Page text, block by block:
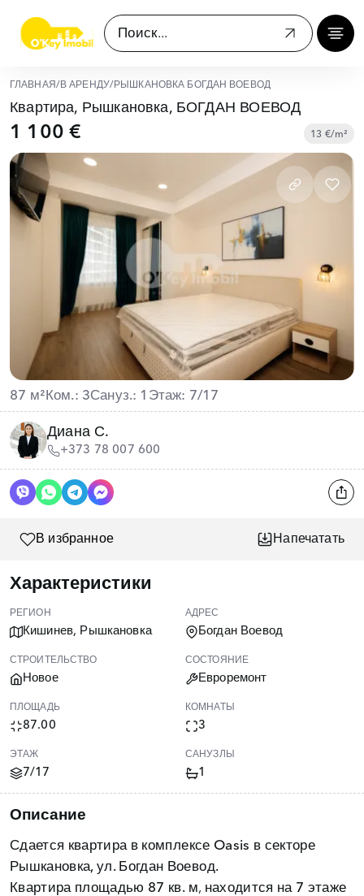
ГЛАВНАЯ/ В АРЕНДУ/ РЫШКАНОВКА БОГДАН ВОЕВОД
Квартира, Рышкановка, БОГДАН ВОЕВОД
1 100 € 13 €/m²
87 м² Ком.: 3Сануз.: 1 Этаж: 7/17
Диана С.
+373 78 007 600
В избранное Напечатать
Характеристики
РЕГИОН
Кишинев, Рышкановка
АДРЕС
Богдан Воевод
СТРОИТЕЛЬСТВО
Новое
СОСТОЯНИЕ
Евроремонт
ПЛОЩАДЬ
87.00
КОМНАТЫ
3
ЭТАЖ
7/17
САНУЗЛЫ
1
Описание
Сдается квартира в комплексе Oasis в секторе
Рышкановка, ул. Богдан Воевод.
Квартира площадью 87 кв. м, находится на7 этаже